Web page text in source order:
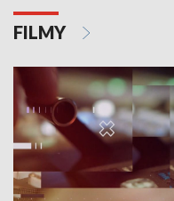
FILMY